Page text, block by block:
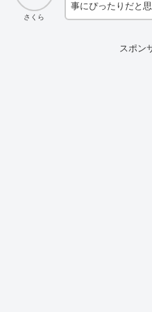
さくら
事にぴったりだと思
スポン